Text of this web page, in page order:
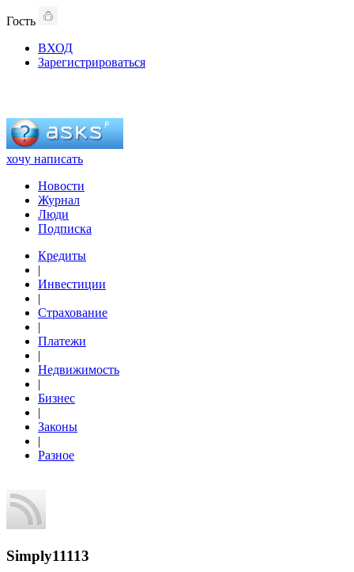
Гость
ВХОД
Зарегистрироваться
хочу написать
Новости
Журнал
Люди
Подписка
Кредиты
|
Инвестиции
|
Страхование
|
Платежи
|
Недвижимость
|
Бизнес
|
Законы
|
Разное
Simply11113